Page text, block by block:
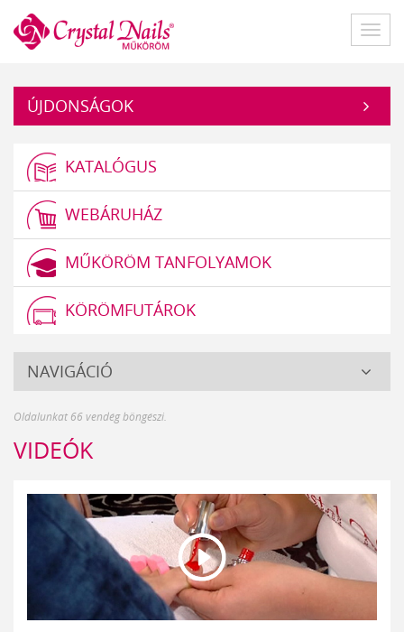
Műköröm
ÚJDONSÁGOK
KATALÓGUS
WEBÁRUHÁZ
MŰKÖRÖM TANFOLYAMOK
KÖRÖMFUTÁROK
Crystal
NAVIGÁCIÓ
Oldalunkat 66 vendég böngészi.
VIDEÓK